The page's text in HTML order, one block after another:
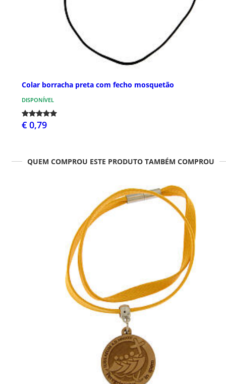
Colar borracha preta com fecho mosquetão
DISPONÍVEL
€ 0,79
QUEM COMPROU ESTE PRODUTO TAMBÉM COMPROU